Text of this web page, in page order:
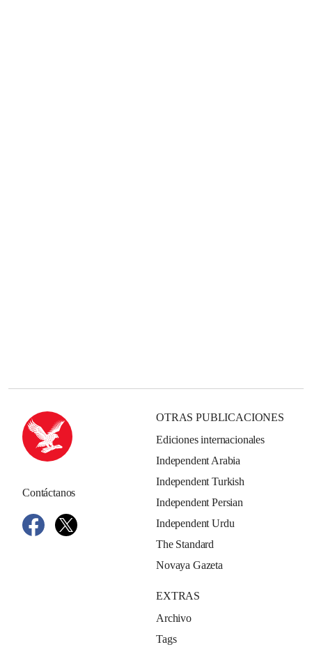
Contáctanos
OTRAS PUBLICACIONES
Ediciones internacionales
Independent Arabia
Independent Turkish
Independent Persian
Independent Urdu
The Standard
Novaya Gazeta
EXTRAS
Archivo
Tags